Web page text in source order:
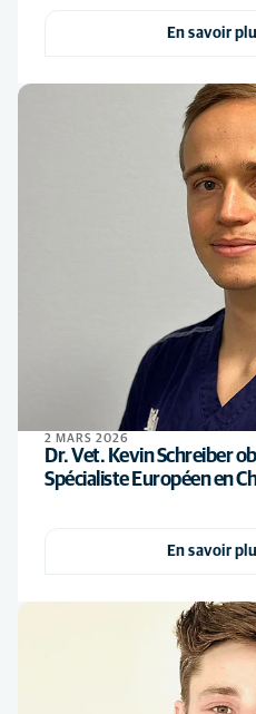
En savoir
2 MARS 2026
Dr. Vet. Kevin Schreiber
Spécialiste Européen en
En savoir